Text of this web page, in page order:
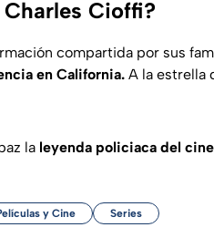
Cioffi?
compartida por sus
en California. A la estrella
la leyenda policiaca del
y Cine Series